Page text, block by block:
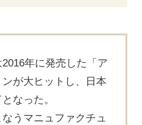
年に発売した「ア
が大ヒットし、日本
なった。
うマニュファクチュ